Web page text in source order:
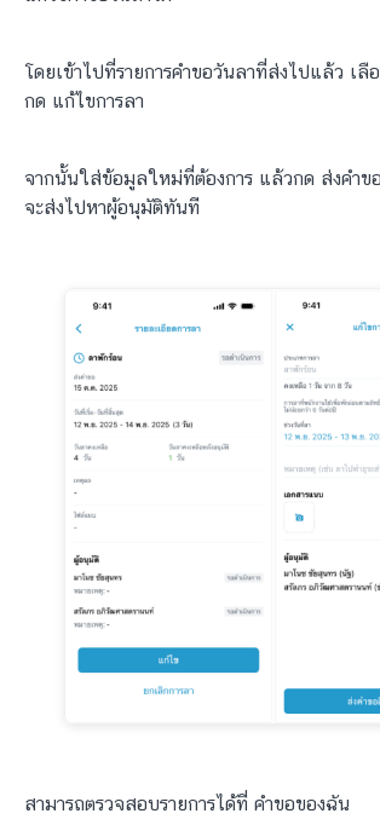
โดยเข้าไปที่รายการคำขอวันลาที่ส่งไปแล้ว เลื
กด แก้ไขการลา
จากนั้นใส่ข้อมูลใหม่ที่ต้องการ แล้วกด ส่งคำข
จะส่งไปหาผู้อนุมัติทันที
สามารถตรวจสอบรายการได้ที่ คำขอของฉัน